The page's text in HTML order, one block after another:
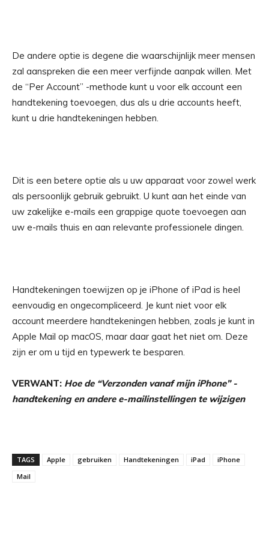
De andere optie is degene die waarschijnlijk meer mensen
zal aanspreken die een meer verfijnde aanpak willen. Met
de “Per Account” -methode kunt u voor elk account een
handtekening toevoegen, dus als u drie accounts heeft,
kunt u drie handtekeningen hebben.
Dit is een betere optie als u uw apparaat voor zowel werk
als persoonlijk gebruik gebruikt. U kunt aan het einde van
uw zakelijke e-mails een grappige quote toevoegen aan
uw e-mails thuis en aan relevante professionele dingen.
Handtekeningen toewijzen op je iPhone of iPad is heel
eenvoudig en ongecompliceerd. Je kunt niet voor elk
account meerdere handtekeningen hebben, zoals je kunt in
Apple Mail op macOS, maar daar gaat het niet om. Deze
zijn er om u tijd en typewerk te besparen.
VERWANT: Hoe de “Verzonden vanaf mijn iPhone” -
handtekening en andere e-mailinstellingen te wijzigen
TAGS Apple gebruiken Handtekeningen iPad
iPhone
Mail